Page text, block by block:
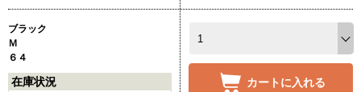
ブラック
Ｍ
６４
在庫状況 カートに入れる